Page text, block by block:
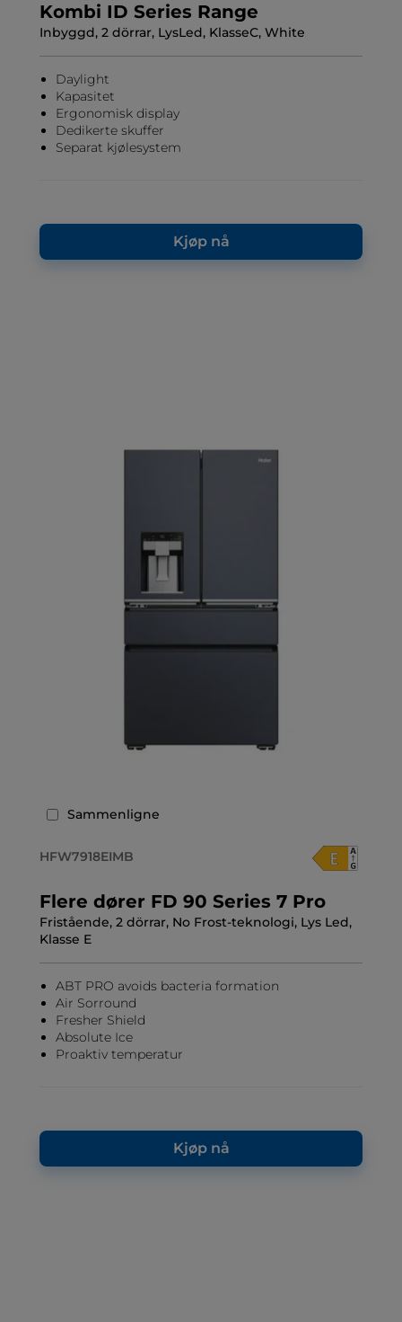
Kombi ID Series Range
Inbyggd, 2 dörrar, LysLed, KlasseC, White
Daylight
Kapasitet
Ergonomisk display
Dedikerte skuffer
Separat kjølesystem
Kjøp nå
Sammenligne
HFW7918EIMB
Flere dører FD 90 Series 7 Pro
Fristående, 2 dörrar, No Frost-teknologi, Lys Led,
Klasse E
ABT PRO avoids bacteria formation
Air Sorround
Fresher Shield
Absolute Ice
Proaktiv temperatur
Kjøp nå